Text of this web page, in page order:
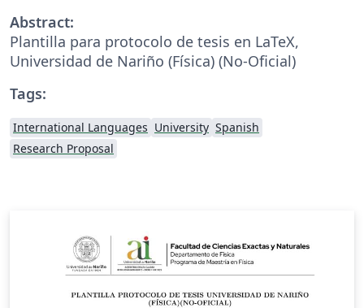
Abstract:
Plantilla para protocolo de tesis en LaTeX,
Universidad de Nariño (Física) (No-Oficial)
Tags:
International Languages University Spanish
Research Proposal